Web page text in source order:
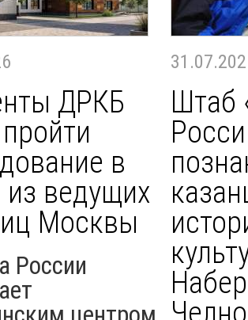
ДРКБ
в
из ведущих
Москвы
России
Штаб